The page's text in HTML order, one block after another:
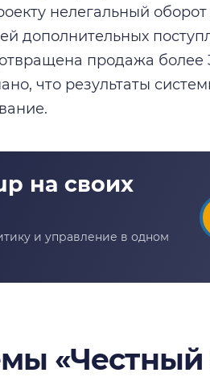
нелегальный оборот
дополнительных
продажа
что результаты
«Честный